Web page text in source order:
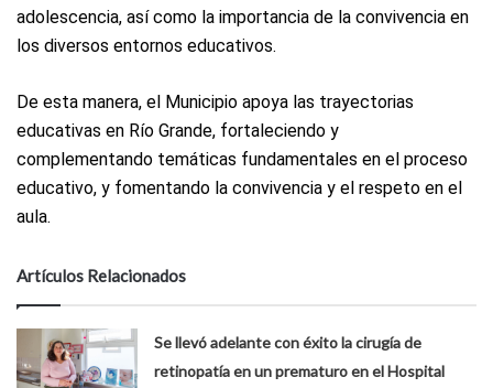
adolescencia, así como la importancia de la convivencia en
los diversos entornos educativos.
De esta manera, el Municipio apoya las trayectorias
educativas en Río Grande, fortaleciendo y
complementando temáticas fundamentales en el proceso
educativo, y fomentando la convivencia y el respeto en el
aula.
Artículos Relacionados
Se llevó adelante con éxito la cirugía de
retinopatía en un prematuro en el Hospital